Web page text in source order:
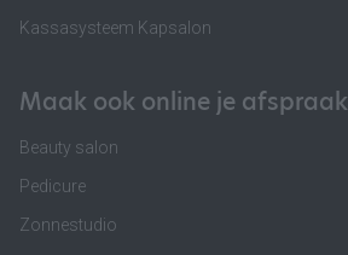
Kassasysteem Kapsalon
Maak ook online je afspraak
Beauty salon
Pedicure
Zonnestudio